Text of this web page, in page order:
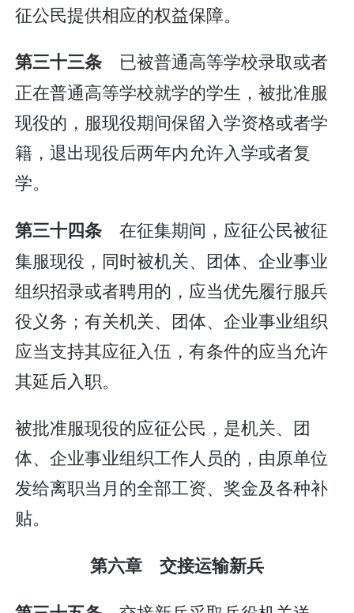
征公民提供相应的权益保障。
第三十三条 已被普通高等学校录取或者
正在普通高等学校就学的学生，被批准服
现役的，服现役期间保留入学资格或者学
籍，退出现役后两年内允许入学或者复
学。
第三十四条 在征集期间，应征公民被征
集服现役，同时被机关、团体、企业事业
组织招录或者聘用的，应当优先履行服兵
役义务；有关机关、团体、企业事业组织
应当支持其应征入伍，有条件的应当允许
其延后入职。
被批准服现役的应征公民，是机关、团
体、企业事业组织工作人员的，由原单位
发给离职当月的全部工资、奖金及各种补
贴。
第六章 交接运输新兵